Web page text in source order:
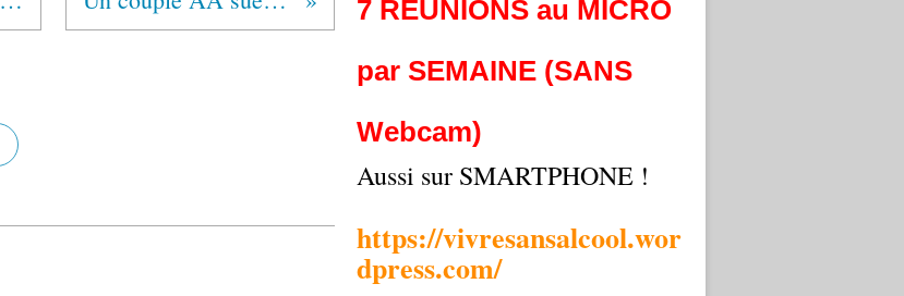
7 REUNIONS au MICRO
par SEMAINE (SANS
Webcam)
Aussi sur SMARTPHONE !
https://vivresansalcool.wor
dpress.com/